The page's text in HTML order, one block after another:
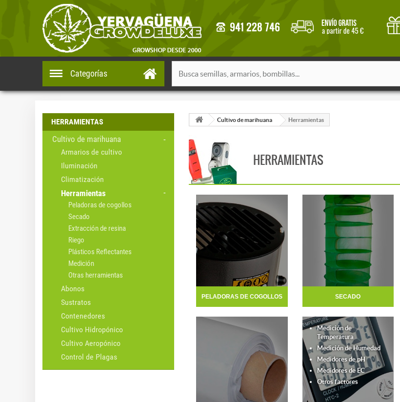
Categorías
HERRAMIENTAS
Cultivo de marihuana
Armarios de cultivo
Iluminación
Climatización
Herramientas
Peladoras de cogollos
Secado
Extracción de resina
Riego
Plásticos Reflectantes
Medición
Otras herramientas
Abonos
Sustratos
Contenedores
Cultivo Hidropónico
Cultivo Aeropónico
Control de Plagas
Cultivo de marihuana Herramientas
HERRAMIENTAS
PELADORAS DE COGOLLOS SECADO
Medición de
Temperatura
Medición de Humedad
Medidores de pH
Medidores de EC
Otros factores